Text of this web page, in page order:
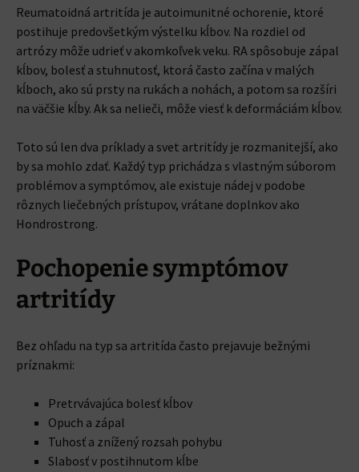
Reumatoidná artritída je autoimunitné ochorenie, ktoré
postihuje predovšetkým výstelku kĺbov. Na rozdiel od
artrózy môže udrieť v akomkoľvek veku. RA spôsobuje zápal
kĺbov, bolesť a stuhnutosť, ktorá často začína v malých
kĺboch, ako sú prsty na rukách a nohách, a potom sa rozšíri
na väčšie kĺby. Ak sa nelieči, môže viesť k deformáciám kĺbov.
Toto sú len dva príklady a svet artritídy je rozmanitejší, ako
by sa mohlo zdať. Každý typ prichádza s vlastným súborom
problémov a symptómov, ale existuje nádej v podobe
rôznych liečebných prístupov, vrátane doplnkov ako
Hondrostrong.
Pochopenie symptómov
artritídy
Bez ohľadu na typ sa artritída často prejavuje bežnými
príznakmi:
Pretrvávajúca bolesť kĺbov
Opuch a zápal
Tuhosť a znížený rozsah pohybu
Slabosť v postihnutom kĺbe